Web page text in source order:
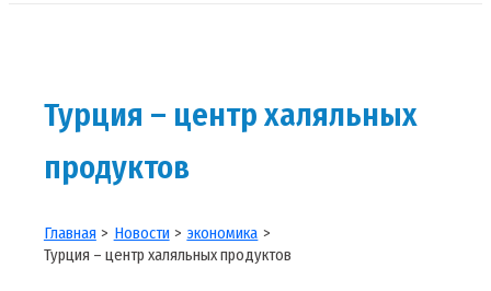
Турция – центр халяльных
продуктов
Главная Новости
экономика
Турция – центр халяльных продуктов